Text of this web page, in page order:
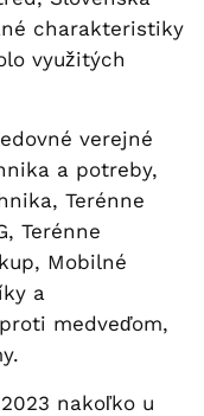
charakteristiky
využitých
verejné
a potreby,
Terénne
Terénne
Mobilné
a
medveďom,
nakoľko u